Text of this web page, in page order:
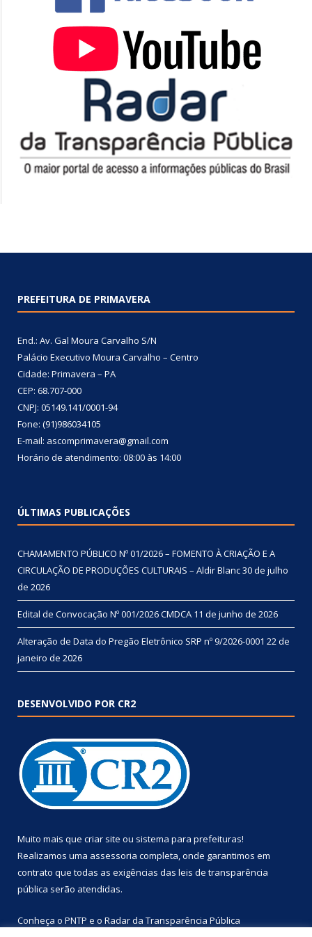
PREFEITURA DE PRIMAVERA
End.: Av. Gal Moura Carvalho S/N
Palácio Executivo Moura Carvalho – Centro
Cidade: Primavera – PA
CEP: 68.707-000
CNPJ: 05149.141/0001-94
Fone: (91)986034105
E-mail: ascomprimavera@gmail.com
Horário de atendimento: 08:00 às 14:00
ÚLTIMAS PUBLICAÇÕES
CHAMAMENTO PÚBLICO Nº 01/2026 – FOMENTO À CRIAÇÃO E A
CIRCULAÇÃO DE PRODUÇÕES CULTURAIS – Aldir Blanc30 de julho
de 2026
Edital de Convocação Nº 001/2026 CMDCA 11 de junho de 2026
Alteração de Data do Pregão Eletrônico SRP nº 9/2026-0001 22 de
janeiro de 2026
DESENVOLVIDO POR CR2
Muito mais que criar site ou sistema para prefeituras!
Realizamos uma assessoria completa, onde garantimos em
contrato que todas as exigências das leis de transparência
pública serão atendidas.
Conheça o PNTP e o Radar da Transparência Pública